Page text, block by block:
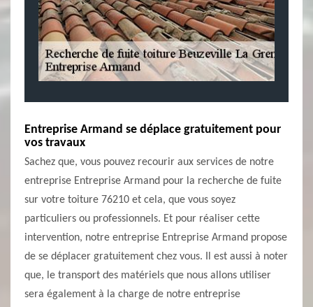
Entreprise Armand se déplace gratuitement pour
vos travaux
Sachez que, vous pouvez recourir aux services de notre
entreprise Entreprise Armand pour la recherche de fuite
sur votre toiture 76210 et cela, que vous soyez
particuliers ou professionnels. Et pour réaliser cette
intervention, notre entreprise Entreprise Armand propose
de se déplacer gratuitement chez vous. Il est aussi à noter
que, le transport des matériels que nous allons utiliser
sera également à la charge de notre entreprise